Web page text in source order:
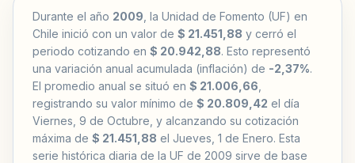
Durante el año 2009 , la Unidad de Fomento (UF) en
Chile inició con un valor de $ 21.451,88 y cerró el
periodo cotizando en $ 20.942,88. Esto representó
una variación anual acumulada (inflación) de -2,37%.
El promedio anual se situó en $ 21.006,66
registrando su valor mínimo de $ 20.809,42 el día
Viernes, 9 de Octubre, y alcanzando su cotización
máxima de $ 21.451,88 el Jueves, 1 de Enero. Esta
serie histórica diaria de la UF de 2009 sirve de base